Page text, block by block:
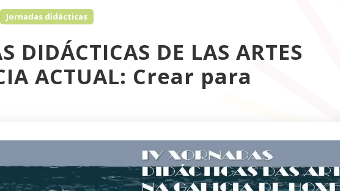
Jornadas didácticas
DIDÁCTICAS DE LAS ARTES
ACTUAL: Crear para